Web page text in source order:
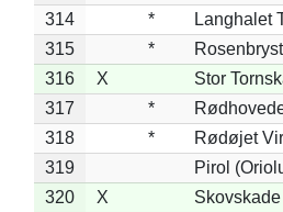
314
*
Langhalet
315
*
316
X
Stor
317
*
318
*
Rødøjet
319
Pirol
320
X